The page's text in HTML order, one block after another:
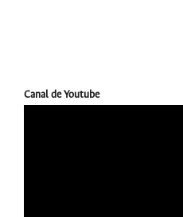
Canal de Youtube